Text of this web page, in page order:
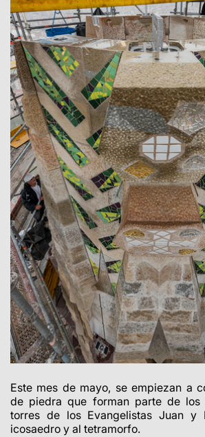
Este mes de mayo, se empiezan a
de piedra que forman parte de los
torres de los Evangelistas Juan y
icosaedro y al tetramorfo.